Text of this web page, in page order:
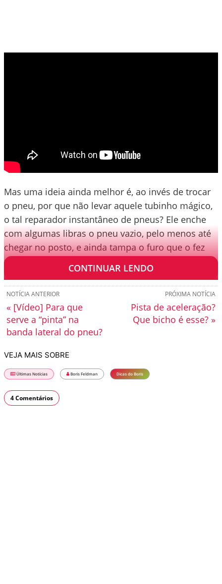
Mas uma ideia ainda melhor é, ao invés de trocar
o pneu, por que não levar aquele tubinho mágico,
o tal reparador instantâneo de pneus? Ele enche
com algumas libras o pneu vazio, pelo menos até
chegar no posto, e ainda tampa o furo que o fez
esvaziar.
CONTINUAR LENDO
PRÓXIMA NOTÍCIA
Pista de aceleração?
Que bicho é esse? »
NOTÍCIA ANTERIOR
« [Vídeo] Para que
serve a “pinta” na
banda lateral do pneu?
VEJA MAIS SOBRE
Últimas Notícias Boris Feldman Dicas do Boris
4 Comentários